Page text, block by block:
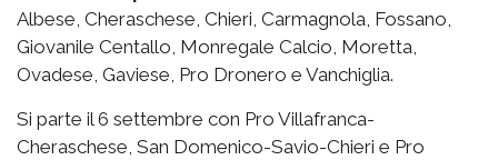
Albese, Cheraschese, Chieri, Carmagnola, Fossano,
Giovanile Centallo, Monregale Calcio, Moretta,
Ovadese, Gaviese, Pro Dronero e Vanchiglia.
Si parte il 6 settembre con Pro Villafranca-
Cheraschese, San Domenico-Savio-Chieri e Pro